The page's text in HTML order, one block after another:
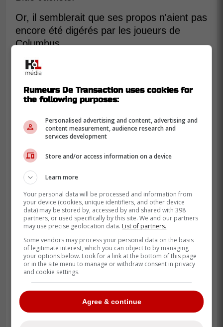
Or, il semblerait que ses propos n'aient pas
encore été digérés par les joueurs de
Columbus.
Mathieu Olivier
Jackets de Columbus en a
long à dire sur les
Laine
Rumeurs De Transaction uses cookies for
the following purposes:
Personalised advertising and content, advertising and
content measurement, audience research and
services development
Store and/or access information on a device
Learn more
Your personal data will be processed and information from
your device (cookies, unique identifiers, and other device
data) may be stored by, accessed by and shared with 398
partners, or used specifically by this site. We and our partners
may use precise geolocation data. List of partners.
Some vendors may process your personal data on the basis
of legitimate interest, which you can object to by managing
your options below. Look for a link at the bottom of this page
or in the site menu to manage or withdraw consent in privacy
and cookie settings.
Agree & continue